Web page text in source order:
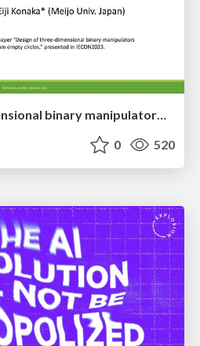
Design of three-dimensional binary manipulators for pick-and-place task avoiding obstacles (IECON2024)
0 520